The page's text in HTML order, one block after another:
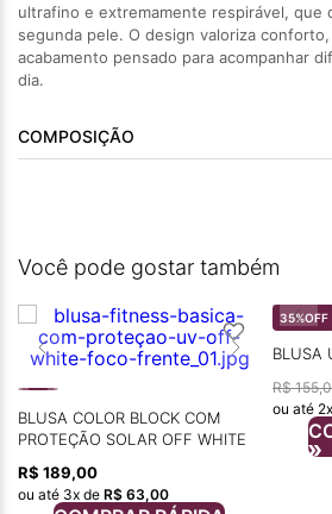
ultrafino e extremamente respirável, que
segunda pele. O design valoriza
acabamento pensado para acompanhar
dia.
COMPOSIÇÃO
Você pode gostar também
BLUSA COLOR BLOCK COM
PROTEÇÃO SOLAR OFF WHITE
R$ 189,00
ou até 3x de R$ 63,00
35%OFF
BLUSA
R$ 155,
ou até 2